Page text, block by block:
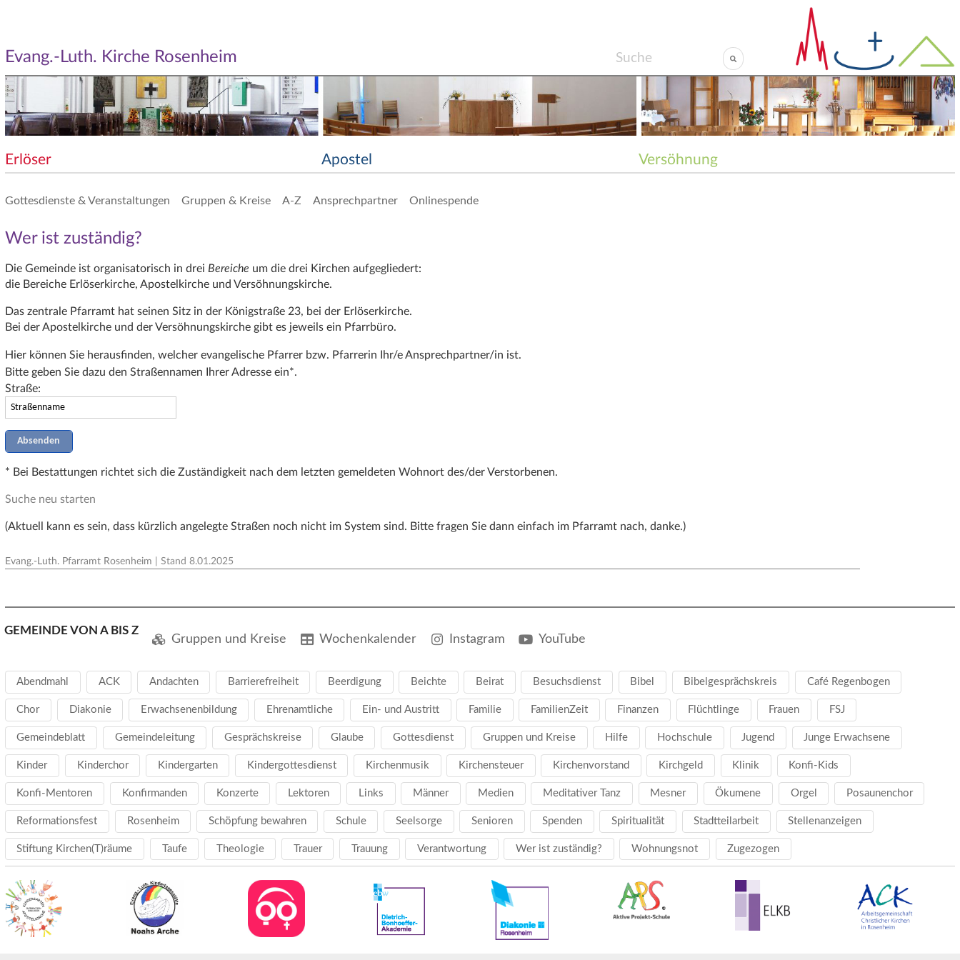
Evang.-Luth. Kirche Rosenheim
Erlöser Apostel Versöhnung
Gottesdienste & Veranstaltungen Gruppen & Kreise A-Z Ansprechpartner Onlinespende
Wer ist zuständig?
Die Gemeinde ist organisatorisch in drei Bereiche um die drei Kirchen aufgegliedert:
die Bereiche Erlöserkirche, Apostelkirche und Versöhnungskirche.
Das zentrale Pfarramt hat seinen Sitz in der Königstraße 23, bei der Erlöserkirche.
Bei der Apostelkirche und der Versöhnungskirche gibt es jeweils ein Pfarrbüro.
Hier können Sie herausfinden, welcher evangelische Pfarrer bzw. Pfarrerin Ihr/e Ansprechpartner/in ist.
Bitte geben Sie dazu den Straßennamen Ihrer Adresse ein*.
Straße:
* Bei Bestattungen richtet sich die Zuständigkeit nach dem letzten gemeldeten Wohnort des/der Verstorbenen.
Suche neu starten
(Aktuell kann es sein, dass kürzlich angelegte Straßen noch nicht im System sind. Bitte fragen Sie dann einfach im Pfarramt nach, danke.)
Evang.-Luth. Pfarramt Rosenheim | Stand 8.01.2025
GEMEINDE VON A BIS Z
Gruppen und Kreise Wochenkalender Instagram YouTube
Abendmahl ACK Andachten Barrierefreiheit Beerdigung Beichte Beirat Besuchsdienst Bibel Bibelgesprächskreis Café Regenbogen
Chor Diakonie Erwachsenenbildung Ehrenamtliche Ein- und Austritt Familie FamilienZeit Finanzen Flüchtlinge Frauen FSJ
Gemeindeblatt Gemeindeleitung Gesprächskreise Glaube Gottesdienst Gruppen und Kreise Hilfe Hochschule Jugend Junge Erwachsene
Kinder Kinderchor Kindergarten Kindergottesdienst Kirchenmusik Kirchensteuer Kirchenvorstand Kirchgeld Klinik Konfi-Kids
Konfi-Mentoren Konfirmanden Konzerte Lektoren Links Männer Medien Meditativer Tanz Mesner Ökumene Orgel Posaunenchor
Reformationsfest Rosenheim Schöpfung bewahren Schule Seelsorge Senioren Spenden Spiritualität Stadtteilarbeit Stellenanzeigen
Stiftung Kirchen(T)räume Taufe Theologie Trauer Trauung Verantwortung Wer ist zuständig? Wohnungsnot Zugezogen